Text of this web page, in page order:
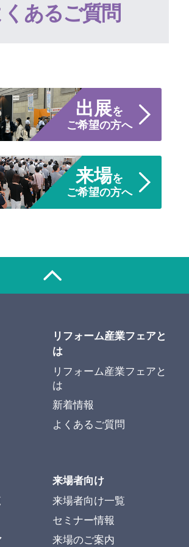
くあるご質問
出展を
ご希望の方へ
来場を
ご希望の方へ
リフォーム産業フェアと
は
リフォーム産業フェアと
は
新着情報
よくあるご質問
来場者向け
来場者向け一覧
セミナー情報
来場のご案内